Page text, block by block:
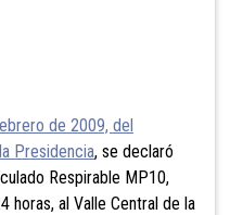
de 2009, del
Presidencia, se declaró
Respirable MP10,
horas, al Valle Central de la